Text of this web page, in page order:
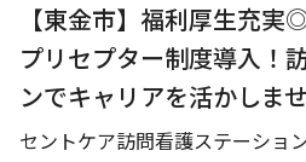
【東金市】福利厚生充
プリセプター制度導入！
ンでキャリアを活かしま
セントケア訪問看護ステーショ